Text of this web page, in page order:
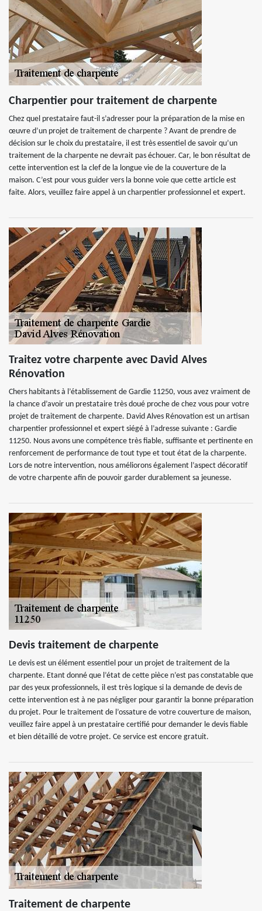
Charpentier pour traitement de charpente
Chez quel prestataire faut-il s’adresser pour la préparation de la mise en
œuvre d’un projet de traitement de charpente ? Avant de prendre de
décision sur le choix du prestataire, il est très essentiel de savoir qu’un
traitement de la charpente ne devrait pas échouer. Car, le bon résultat de
cette intervention est la clef de la longue vie de la couverture de la
maison. C’est pour vous guider vers la bonne voie que cette article est
faite. Alors, veuillez faire appel à un charpentier professionnel et expert.
Traitez votre charpente avec David Alves
Rénovation
Chers habitants à l’établissement de Gardie 11250, vous avez vraiment de
la chance d’avoir un prestataire très doué proche de chez vous pour votre
projet de traitement de charpente. David Alves Rénovation est un artisan
charpentier professionnel et expert siégé à l’adresse suivante : Gardie
11250. Nous avons une compétence très fiable, suffisante et pertinente en
renforcement de performance de tout type et tout état de la charpente.
Lors de notre intervention, nous améliorons également l’aspect décoratif
de votre charpente afin de pouvoir garder durablement sa jeunesse.
Devis traitement de charpente
Le devis est un élément essentiel pour un projet de traitement de la
charpente. Etant donné que l’état de cette pièce n’est pas constatable que
par des yeux professionnels, il est très logique si la demande de devis de
cette intervention est à ne pas négliger pour garantir la bonne préparation
du projet. Pour le traitement de l’ossature de votre couverture de maison,
veuillez faire appel à un prestataire certifié pour demander le devis fiable
et bien détaillé de votre projet. Ce service est encore gratuit.
Traitement de charpente